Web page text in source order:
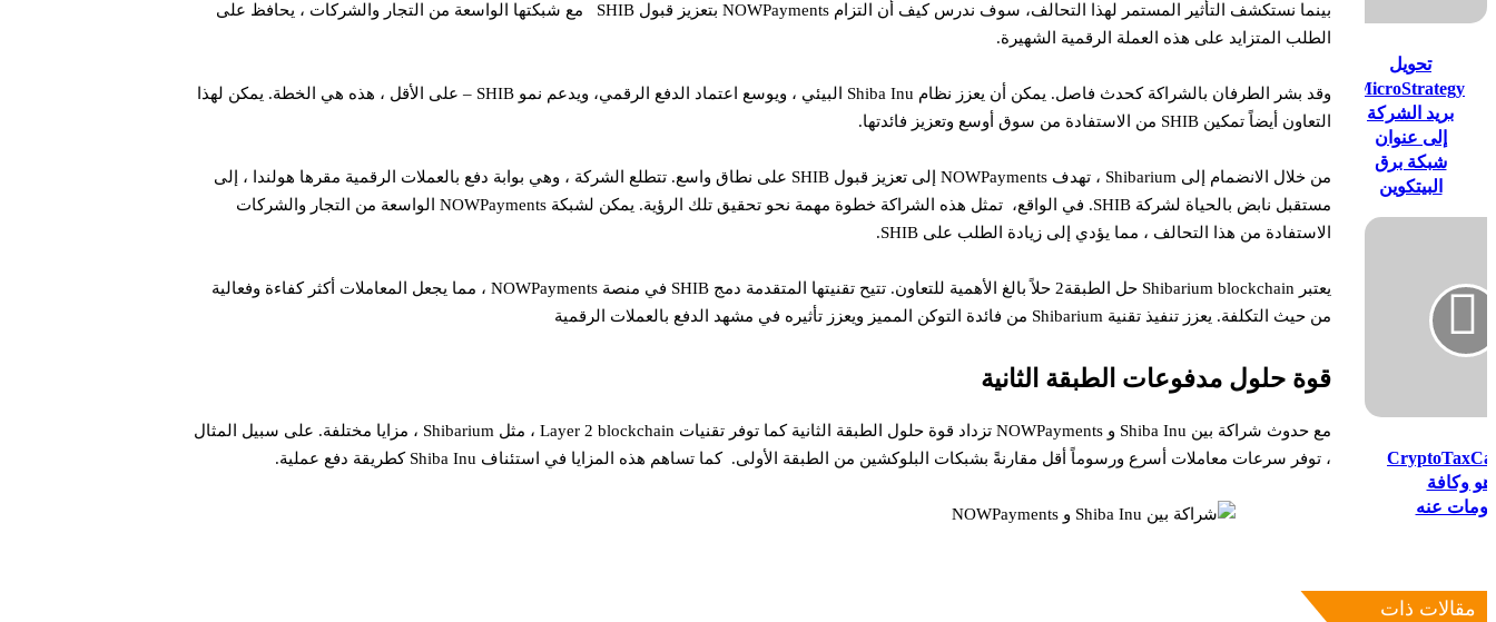
بينما نستكشف التأثير المستمر لهذا التحالف، سوف ندرس كيف أن التزام NOWPayments بتعزيز قبول SHIB مع شبكتها الواسعة من التجار والشركات ، يحافظ على
الطلب المتزايد على هذه العملة الرقمية الشهيرة.
وقد بشر الطرفان بالشراكة كحدث فاصل. يمكن أن يعزز نظام Shiba Inu البيئي ، ويوسع اعتماد الدفع الرقمي، ويدعم نمو SHIB – على الأقل ، هذه هي الخطة. يمكن لهذا
التعاون أيضاً تمكين SHIB من الاستفادة من سوق أوسع وتعزيز فائدتها.
من خلال الانضمام إلى Shibarium ، تهدف NOWPayments إلى تعزيز قبول SHIB على نطاق واسع. تتطلع الشركة ، وهي بوابة دفع بالعملات الرقمية مقرها هولندا ، إلى
مستقبل نابض بالحياة لشركة SHIB. في الواقع، تمثل هذه الشراكة خطوة مهمة نحو تحقيق تلك الرؤية. يمكن لشبكة NOWPayments الواسعة من التجار والشركات
الاستفادة من هذا التحالف ، مما يؤدي إلى زيادة الطلب على SHIB.
يعتبر Shibarium blockchain حل الطبقة2 حلاً بالغ الأهمية للتعاون. تتيح تقنيتها المتقدمة دمج SHIB في منصة NOWPayments ، مما يجعل المعاملات أكثر كفاءة وفعالية
من حيث التكلفة. يعزز تنفيذ تقنية Shibarium من فائدة التوكن المميز ويعزز تأثيره في مشهد الدفع بالعملات الرقمية
قوة حلول مدفوعات الطبقة الثانية
مع حدوث شراكة بين Shiba Inu و NOWPayments تزداد قوة حلول الطبقة الثانية كما توفر تقنيات Layer 2 blockchain ، مثل Shibarium ، مزايا مختلفة. على سبيل المثال
، توفر سرعات معاملات أسرع ورسوماً أقل مقارنةً بشبكات البلوكشين من الطبقة الأولى. كما تساهم هذه المزايا في استئناف Shiba Inu كطريقة دفع عملية.
تحويل
MicroStrategy
بريد الشركة
إلى عنوان
شبكة برق
البيتكوين
هو وكافة
عنه
مقالات ذات